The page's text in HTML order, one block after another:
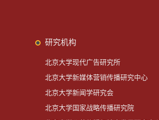
研究机构
北京大学现代广告研究所
北京大学新媒体营销传播研究中心
北京大学新闻学研究会
北京大学国家战略传播研究院